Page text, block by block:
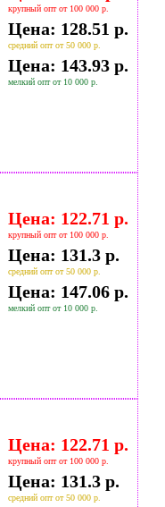
крупный опт от 100 000 р.
Цена: 128.51 р.
средний опт от 50 000 р.
Цена: 143.93 р.
мелкий опт от 10 000 р.
Цена: 122.71 р.
крупный опт от 100 000 р.
Цена: 131.3 р.
средний опт от 50 000 р.
Цена: 147.06 р.
мелкий опт от 10 000 р.
Цена: 122.71 р.
крупный опт от 100 000 р.
Цена: 131.3 р.
средний опт от 50 000 р.